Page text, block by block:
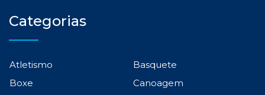
Categorias
Atletismo
Basquete
Boxe
Canoagem